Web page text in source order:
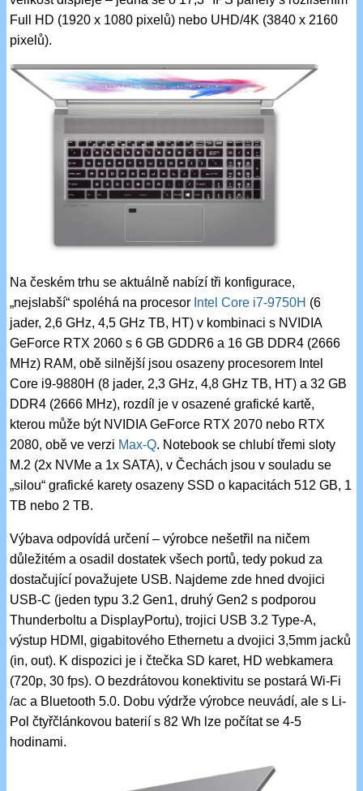
Full HD (1920 x 1080 pixelů) nebo UHD/4K (3840 x 2160
pixelů).
Na českém trhu se aktuálně nabízí tři konfigurace,
„nejslabší“ spoléhá na procesor Intel Core i7-9750H (6
jader, 2,6 GHz, 4,5 GHz TB, HT) v kombinaci s NVIDIA
GeForce RTX 2060 s 6 GB GDDR6 a 16 GB DDR4 (2666
MHz) RAM, obě silnější jsou osazeny procesorem Intel
Core i9-9880H (8 jader, 2,3 GHz, 4,8 GHz TB, HT) a 32 GB
DDR4 (2666 MHz), rozdíl je v osazené grafické kartě,
kterou může být NVIDIA GeForce RTX 2070 nebo RTX
2080, obě ve verzi Max-Q. Notebook se chlubí třemi sloty
M.2 (2x NVMe a 1x SATA), v Čechách jsou v souladu se
„silou“ grafické karety osazeny SSD o kapacitách 512 GB, 1
TB nebo 2 TB.
Výbava odpovídá určení – výrobce nešetřil na ničem
důležitém a osadil dostatek všech portů, tedy pokud za
dostačující považujete USB. Najdeme zde hned dvojici
USB-C (jeden typu 3.2 Gen1, druhý Gen2 s podporou
Thunderboltu a DisplayPortu), trojici USB 3.2 Type-A,
výstup HDMI, gigabitového Ethernetu a dvojici 3,5mm jacků
(in, out). K dispozici je i čtečka SD karet, HD webkamera
(720p, 30 fps). O bezdrátovou konektivitu se postará Wi-Fi
/ac a Bluetooth 5.0. Dobu výdrže výrobce neuvádí, ale s Li-
Pol čtyřčlánkovou baterií s 82 Wh lze počítat se 4-5
hodinami.